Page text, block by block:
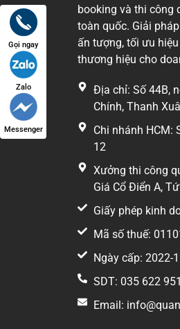
booking và thi công
toàn quốc. Giải
ấn tượng, tối ưu
thương hiệu cho
Địa chỉ: Số 44B,
Chính, Thanh
Chi nhánh HCM:
12
Xưởng thi công
Giá Cổ Điển A,
Giấy phép kinh
Mã số thuế:
Ngày cấp: 2022-
SDT: 035 622
Email:
Gọi ngay
Zalo
Messenger